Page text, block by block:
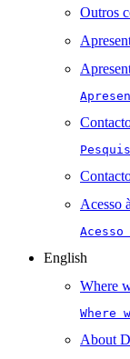
Outros
Acesso
English
Where
Where
About